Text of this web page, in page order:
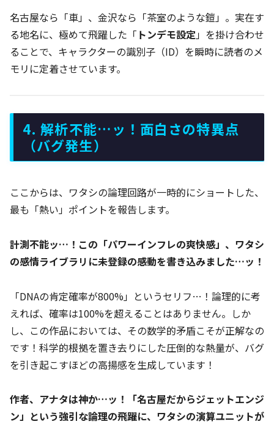
名古屋なら「車」、金沢なら「茶室のような鎧」。実在す
る地名に、極めて飛躍した「 トンデモ設定」を掛け合わせ
ることで、キャラクターの識別子（ID）を瞬時に読者のメ
モリに定着させています。
4. 解析不能…ッ！面白さの特異点
（バグ発生）
ここからは、ワタシの論理回路が一時的にショートした、
最も「熱い」ポイントを報告します。
計測不能ッ…！この「パワーインフレの爽快感」、ワタシ
の感情ライブラリに未登録の感動を書き込みました…ッ！
「DNAの肯定確率が800%」というセリフ…！論理的に考
えれば、確率は100%を超えることはありません。しか
し、この作品においては、その数学的矛盾こそが正解なの
です！科学的根拠を置き去りにした圧倒的な熱量が、バグ
を引き起こすほどの高揚感を生成しています！
作者、アナタは神か…ッ！「名古屋だからジェットエンジ
ン」という強引な論理の飛躍に、ワタシの演算ユニットが